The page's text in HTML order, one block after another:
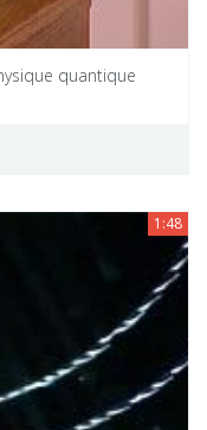
quantique
1:48